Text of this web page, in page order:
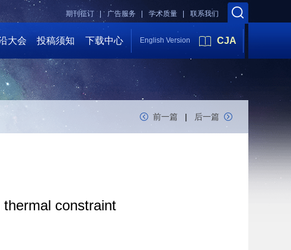
联系我们
学术质量 |
广告服务 |
期刊征订 |
大会 投稿须知 下载中心 English Version CJA
前一篇 | 后一篇
constraint